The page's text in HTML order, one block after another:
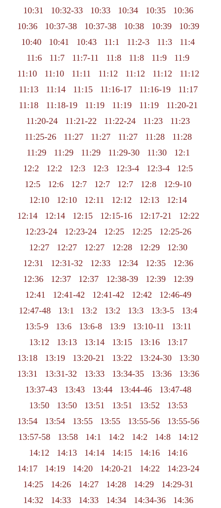
10:31
10:32-33 10:33 10:34 10:35
10:36
10:36
10:37-38 10:37-38 10:38 10:39
10:39
10:40
10:41 10:43 11:1 11:2-3 11:3
11:4
11:6
11:7 11:7-11 11:8 11:8 11:9
11:9
11:10
11:10 11:11 11:12 11:12 11:12
11:12
11:13
11:14 11:15 11:16-17 11:16-19
11:17
11:18
11:18-19 11:19 11:19 11:19
11:20-21
11:20-24
11:21-22 11:22-24 11:23
11:23
11:25-26
11:27 11:27 11:27 11:28
11:28
11:29
11:29 11:29 11:29-30 11:30
12:1
12:2
12:2 12:3 12:3 12:3-4 12:3-4
12:5
12:5
12:6 12:7 12:7 12:7 12:8
12:9-10
12:10
12:10 12:11 12:12 12:13
12:14
12:14
12:14 12:15 12:15-16 12:17-21
12:22
12:23-24
12:23-24 12:25 12:25
12:25-26
12:27
12:27 12:27 12:28 12:29
12:30
12:31
12:31-32 12:33 12:34 12:35
12:36
12:36
12:37 12:37 12:38-39 12:39
12:39
12:41
12:41-42 12:41-42 12:42
12:46-49
12:47-48
13:1 13:2 13:2 13:3 13:3-5
13:4
13:5-9
13:6 13:6-8 13:9 13:10-11
13:11
13:12
13:13 13:14 13:15 13:16
13:17
13:18
13:19 13:20-21 13:22 13:24-30
13:30
13:31
13:31-32 13:33 13:34-35 13:36
13:36
13:37-43
13:43 13:44 13:44-46
13:47-48
13:50
13:50 13:51 13:51 13:52
13:53
13:54
13:54 13:55 13:55 13:55-56
13:55-56
13:57-58
13:58 14:1 14:2 14:2 14:8
14:12
14:12
14:13 14:14 14:15 14:16
14:16
14:17
14:19 14:20 14:20-21 14:22
14:23-24
14:25
14:26 14:27 14:28 14:29
14:29-31
14:32
14:33 14:33 14:34 14:34-36
14:36